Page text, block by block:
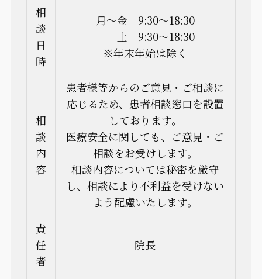
相
談
日
時
月〜金 9:30〜18:30
土 9:30〜18:30
※年末年始は除く
相
談
内
容
患者様等からのご意見・ご相談に
応じるため、患者相談窓口を設置
しております。
医療安全に関しても、ご意見・ご
相談をお受けします。
相談内容については秘密を厳守
し、相談により不利益を受けない
よう配慮いたします。
責
任
者
院長